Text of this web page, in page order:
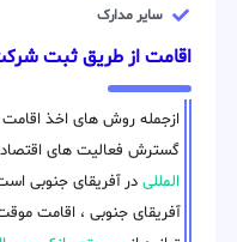
سایر مدارک
اقامت از طریق ثبت
ازجمله روش های اخذ اقامت
گسترش فعالیت های
المللی در آفریقای جنوبی
آفریقای جنوبی ، اقامت